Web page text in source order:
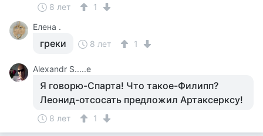
8 лет
1
Елена .
греки 8 лет 1
Alexandr S.....e
Я говорю-Спарта! Что такое-Филипп?
Леонид-отсосать предложил Артаксерксу!
8 лет 1